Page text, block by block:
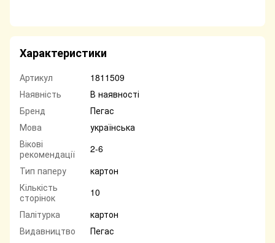
Характеристики
Артикул
1811509
Наявність
В наявності
Бренд
Пегас
Мова
українська
Вікові
рекомендації
2-6
Тип паперу
картон
Кількість
сторінок
10
Палітурка
картон
Видавництво
Пегас